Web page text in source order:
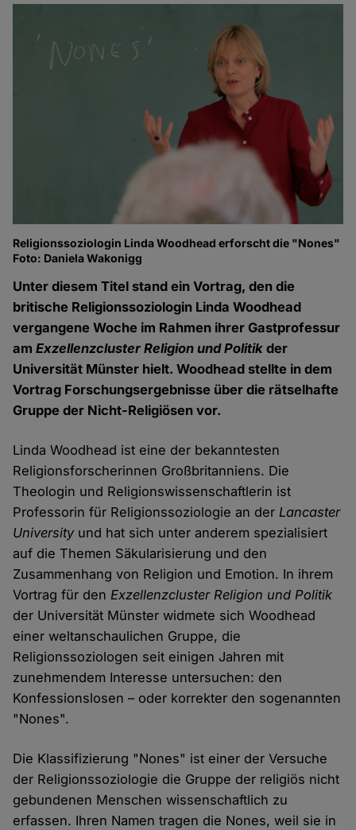
Religionssoziologin Linda Woodhead erforscht die "Nones"
Foto: Daniela Wakonigg
Unter diesem Titel stand ein Vortrag, den die
britische Religionssoziologin Linda Woodhead
vergangene Woche im Rahmen ihrer Gastprofessur
amExzellenzcluster Religion und Politik der
Universität Münster hielt. Woodhead stellte in dem
Vortrag Forschungsergebnisse über die rätselhafte
Gruppe der Nicht-Religiösen vor.
Linda Woodhead ist eine der bekanntesten
Religionsforscherinnen Großbritanniens. Die
Theologin und Religionswissenschaftlerin ist
Professorin für Religionssoziologie an derLancaster
Universityund hat sich unter anderem spezialisiert
auf die Themen Säkularisierung und den
Zusammenhang von Religion und Emotion. In ihrem
Vortrag für denExzellenzcluster Religion und Politik
der Universität Münster widmete sich Woodhead
einer weltanschaulichen Gruppe, die
Religionssoziologen seit einigen Jahren mit
zunehmendem Interesse untersuchen: den
Konfessionslosen – oder korrekter den sogenannten
"Nones".
Die Klassifizierung "Nones" ist einer der Versuche
der Religionssoziologie die Gruppe der religiös nicht
gebundenen Menschen wissenschaftlich zu
erfassen. Ihren Namen tragen die Nones, weil sie in